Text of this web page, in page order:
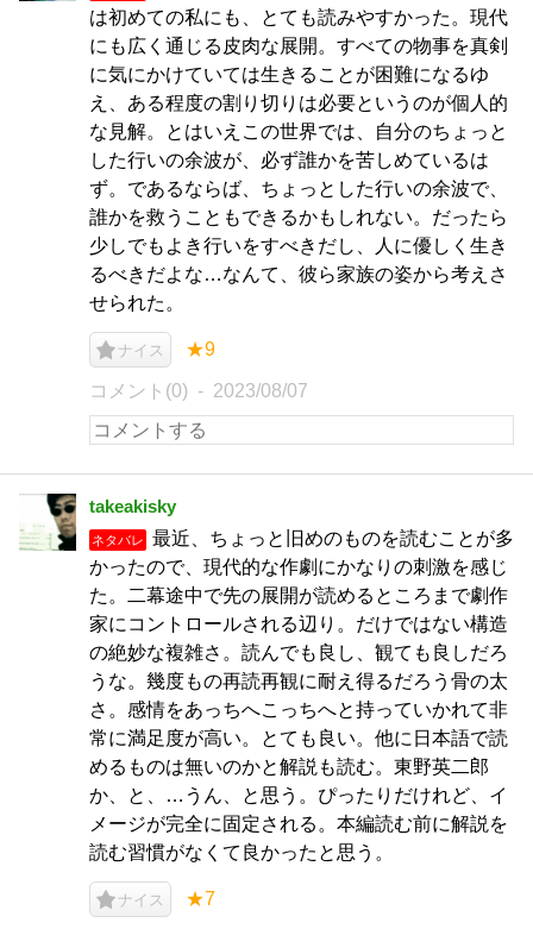
は初めての私にも、とても読みやすかった。現代
にも広く通じる皮肉な展開。すべての物事を真剣
に気にかけていては生きることが困難になるゆ
え、ある程度の割り切りは必要というのが個人的
な見解。とはいえこの世界では、自分のちょっと
した行いの余波が、必ず誰かを苦しめているは
ず。であるならば、ちょっとした行いの余波で、
誰かを救うこともできるかもしれない。だったら
少しでもよき行いをすべきだし、人に優しく生き
るべきだよな…なんて、彼ら家族の姿から考えさ
せられた。
ナイス ★9
コメント(0) 2023/08/07
takeakisky
ネタバレ
最近、ちょっと旧めのものを読むことが多
かったので、現代的な作劇にかなりの刺激を感じ
た。二幕途中で先の展開が読めるところまで劇作
家にコントロールされる辺り。だけではない構造
の絶妙な複雑さ。読んでも良し、観ても良しだろ
うな。幾度もの再読再観に耐え得るだろう骨の太
さ。感情をあっちへこっちへと持っていかれて非
常に満足度が高い。とても良い。他に日本語で読
めるものは無いのかと解説も読む。東野英二郎
か、と、…うん、と思う。ぴったりだけれど、イ
メージが完全に固定される。本編読む前に解説を
読む習慣がなくて良かったと思う。
ナイス ★7